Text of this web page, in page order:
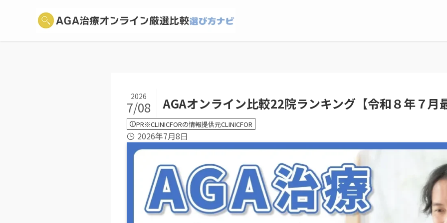
AGAオンライン比較22院ランキング【令和８年７月
2026
7/08
PR※CLINICFORの情報提供元CLINICFOR
2026年7月8日